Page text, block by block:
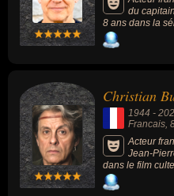
du
8 ans dans la
d'honneur"
Corinne
Christian
1944 -
Francais,
Acteur
Jean-
dans le film
Maître d'armes
(2005-2009)